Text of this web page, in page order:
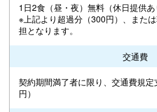
1日2食（昼・夜）無料（休日提供あ
※上記より超過分（300円）、また
担となります。
交通費
契約期間満了者に限り、交通費規
円）